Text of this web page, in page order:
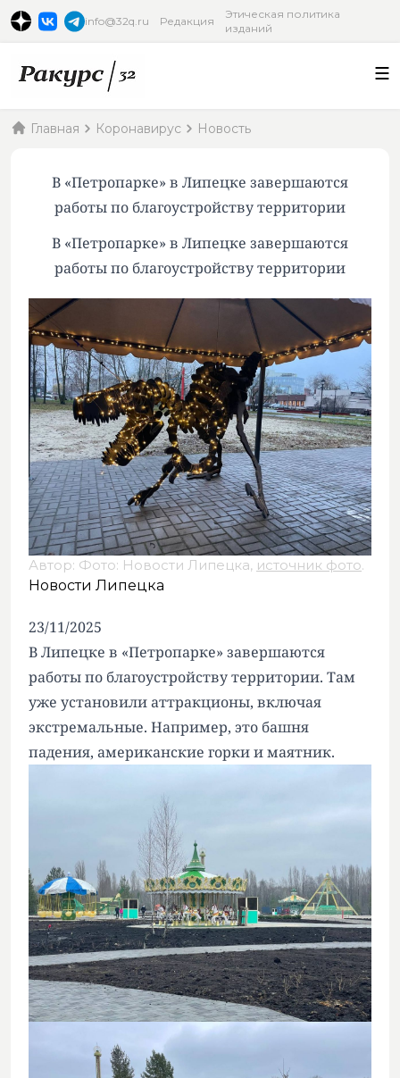
info@32q.ru Редакция
Этическая политика
изданий
Главная Коронавирус Новость
В «Петропарке» в Липецке завершаются
работы по благоустройству территории
В «Петропарке» в Липецке завершаются
работы по благоустройству территории
Автор: Фото: Новости Липецка, источник фото.
Новости Липецка
23/11/2025
В Липецке в «Петропарке» завершаются
работы по благоустройству территории. Там
уже установили аттракционы, включая
экстремальные. Например, это башня
падения, американские горки и маятник.